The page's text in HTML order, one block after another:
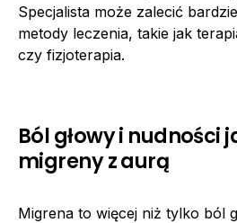
Specjalista może zalecić
metody leczenia, takie jak
czy fizjoterapia.
Ból głowy i nudności
migreny z aurą
Migrena to więcej niż tylko ból